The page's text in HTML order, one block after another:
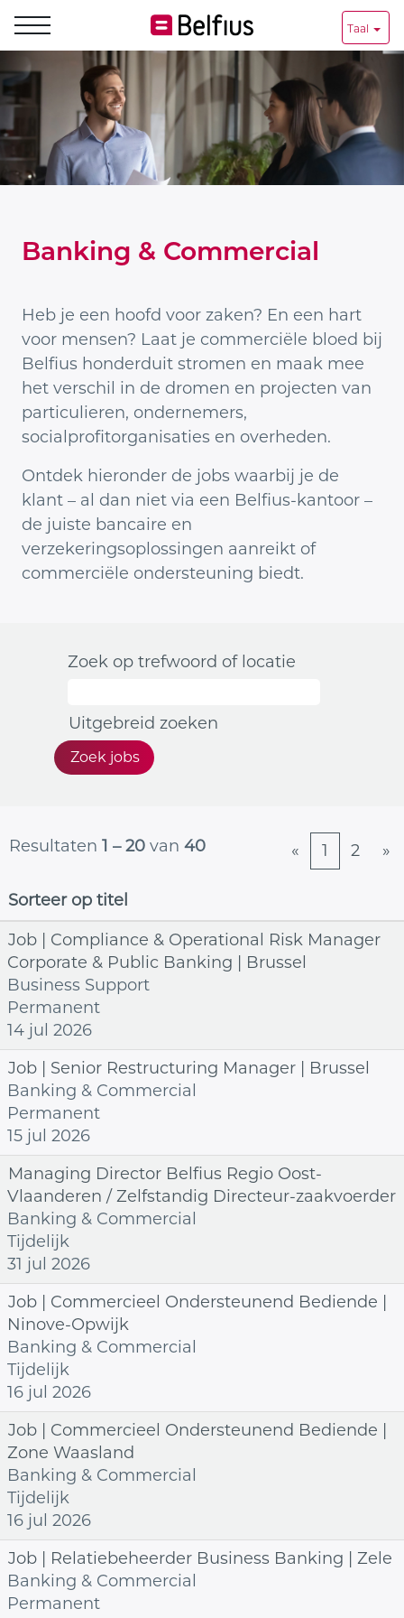
Taal
Banking
&
Commerical
Banking & Commercial
Heb je een hoofd voor zaken? En een hart
voor mensen? Laat je commerciële bloed bij
Belfius honderduit stromen en maak mee
het verschil in de dromen en projecten van
particulieren, ondernemers,
socialprofitorganisaties en overheden.
Ontdek hieronder de jobs waarbij je de
klant – al dan niet via een Belfius-kantoor –
de juiste bancaire en
verzekeringsoplossingen aanreikt of
commerciële ondersteuning biedt.
Zoek op trefwoord of locatie
Uitgebreid zoeken
Resultaten 1 – 20 van 40 « 1 2 »
Sorteer op titel
Job | Compliance & Operational Risk Manager
Corporate & Public Banking | Brussel
Business Support
Permanent
14 jul 2026
Job | Senior Restructuring Manager | Brussel
Banking & Commercial
Permanent
15 jul 2026
Managing Director Belfius Regio Oost-
Vlaanderen / Zelfstandig Directeur-zaakvoerder
Banking & Commercial
Tijdelijk
31 jul 2026
Job | Commercieel Ondersteunend Bediende |
Ninove-Opwijk
Banking & Commercial
Tijdelijk
16 jul 2026
Job | Commercieel Ondersteunend Bediende |
Zone Waasland
Banking & Commercial
Tijdelijk
16 jul 2026
Job | Relatiebeheerder Business Banking | Zele
Banking & Commercial
Permanent